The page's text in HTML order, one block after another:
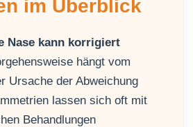
im Überblick
Nase kann korrigiert
hängt vom
Ursache der Abweichung
lassen sich oft mit
Behandlungen